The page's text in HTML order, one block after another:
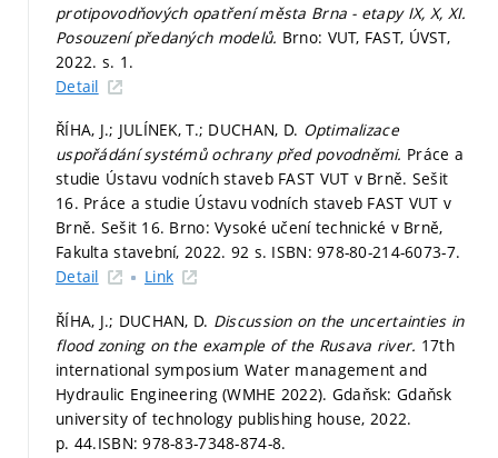
protipovodňových opatření města Brna - etapy IX, X, XI.
Posouzení předaných modelů. Brno: VUT, FAST, ÚVST,
2022. s. 1.
Detail
ŘÍHA, J.; JULÍNEK, T.; DUCHAN, D. Optimalizace
uspořádání systémů ochrany před povodněmi. Práce a
studie Ústavu vodních staveb FAST VUT v Brně. Sešit
16. Práce a studie Ústavu vodních staveb FAST VUT v
Brně. Sešit 16. Brno: Vysoké učení technické v Brně,
Fakulta stavební, 2022. 92 s. ISBN: 978-80-214-6073-7.
Detail
Link
ŘÍHA, J.; DUCHAN, D. Discussion on the uncertainties in
flood zoning on the example of the Rusava river. 17th
international symposium Water management and
Hydraulic Engineering (WMHE 2022). Gdaňsk: Gdaňsk
university of technology publishing house, 2022.
p. 44.ISBN: 978-83-7348-874-8.